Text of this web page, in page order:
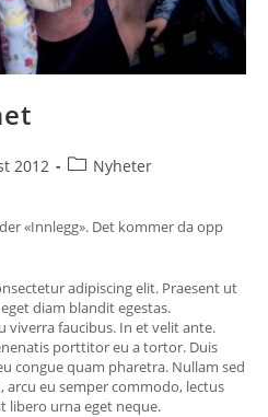
2012
PostNyheter
«Innlegg». Det kommer da opp
adipiscing elit. Praesent ut
diam blandit egestas.
viverra faucibus. In et velit ante.
porttitor eu a tortor. Duis
congue quam pharetra. Nullam sed
arcu eu semper commodo, lectus
libero urna eget neque.